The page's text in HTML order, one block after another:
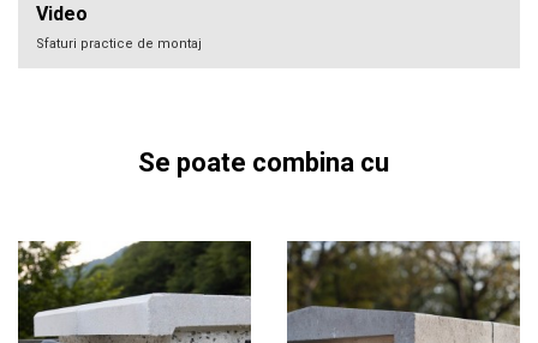
Video
Sfaturi practice de montaj
Se poate combina cu